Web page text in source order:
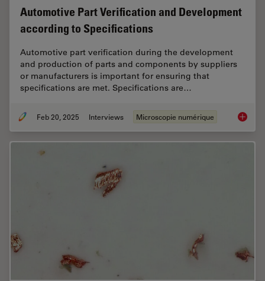
Automotive Part Verification and Development
according to Specifications
Automotive part verification during the development
and production of parts and components by suppliers
or manufacturers is important for ensuring that
specifications are met. Specifications are…
Feb 20, 2025 Interviews Microscopie numérique